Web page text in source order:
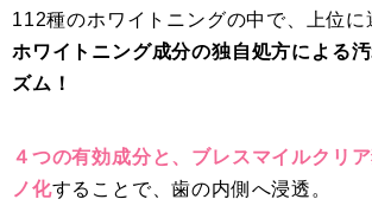
112種のホワイトニングの中で、上位に
ホワイトニング成分の独自処方による
ズム！
４つの有効成分と、ブレスマイルクリ
ノ化することで、歯の内側へ浸透。